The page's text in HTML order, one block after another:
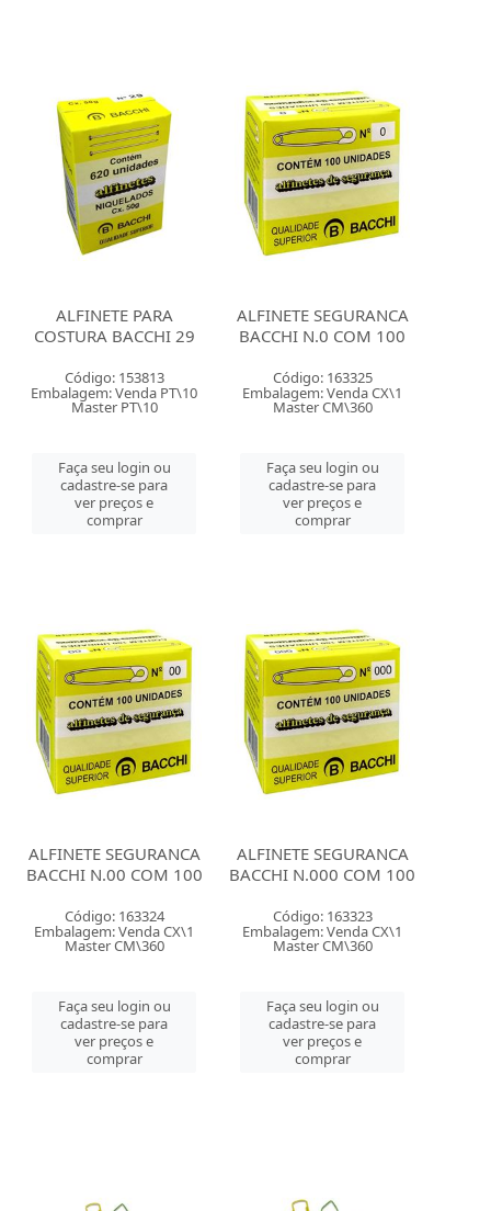
ALFINETE PARA
COSTURA BACCHI 29
Código: 153813
Embalagem: Venda PT\10
Master PT\10
Faça seu login ou
cadastre-se para
ver preços e
comprar
ALFINETE SEGURANCA
BACCHI N.0 COM 100
Código: 163325
Embalagem: Venda CX\1
Master CM\360
Faça seu login ou
cadastre-se para
ver preços e
comprar
ALFINETE SEGURANCA
BACCHI N.00 COM 100
Código: 163324
Embalagem: Venda CX\1
Master CM\360
Faça seu login ou
cadastre-se para
ver preços e
comprar
ALFINETE SEGURANCA
BACCHI N.000 COM 100
Código: 163323
Embalagem: Venda CX\1
Master CM\360
Faça seu login ou
cadastre-se para
ver preços e
comprar